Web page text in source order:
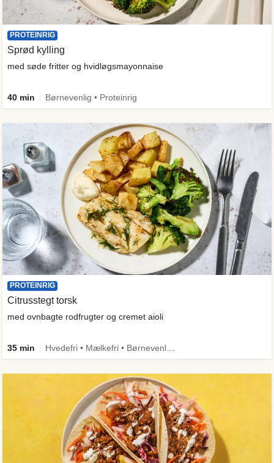
PROTEINRIG
Sprød kylling
med søde fritter og hvidløgsmayonnaise
40 min Børnevenlig • Proteinrig
PROTEINRIG
Citrusstegt torsk
med ovnbagte rodfrugter og cremet aioli
35 min